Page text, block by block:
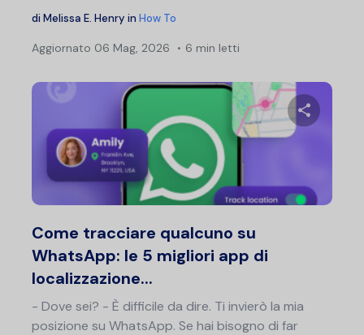
di Melissa E. Henry in How To
Aggiornato 06 Mag, 2026 6 min letti
Condividi
Come tracciare qualcuno su
WhatsApp: le 5 migliori app di
localizzazione...
- Dove sei? - È difficile da dire. Ti invierò la mia
posizione su WhatsApp. Se hai bisogno di far